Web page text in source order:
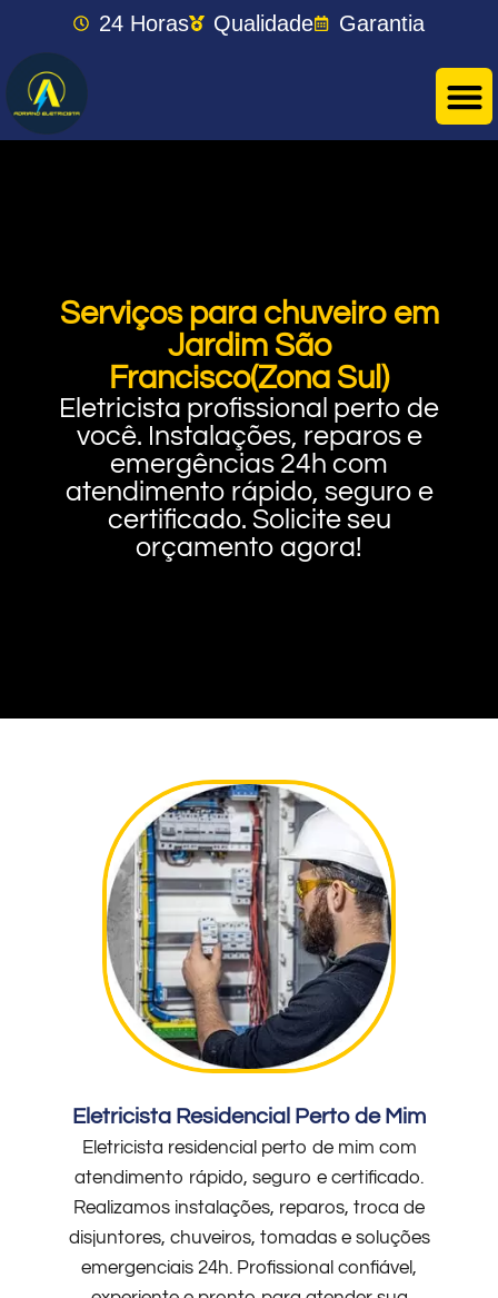
24 Horas Qualidade Garantia
Serviços para chuveiro em
Jardim São
Francisco(Zona Sul)
Eletricista profissional perto de
você. Instalações, reparos e
emergências 24h com
atendimento rápido, seguro e
certificado. Solicite seu
orçamento agora!
Eletricista Residencial Perto de Mim
Eletricista residencial perto de mim com
atendimento rápido, seguro e certificado.
Realizamos instalações, reparos, troca de
disjuntores, chuveiros, tomadas e soluções
emergenciais 24h. Profissional confiável,